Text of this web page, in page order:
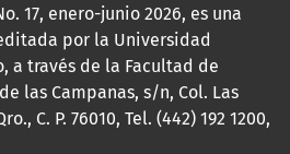
17, enero-junio 2026, es una
por la Universidad
a través de la Facultad de
las Campanas, s/n, Col. Las
C. P. 76010, Tel. (442) 192 1200,